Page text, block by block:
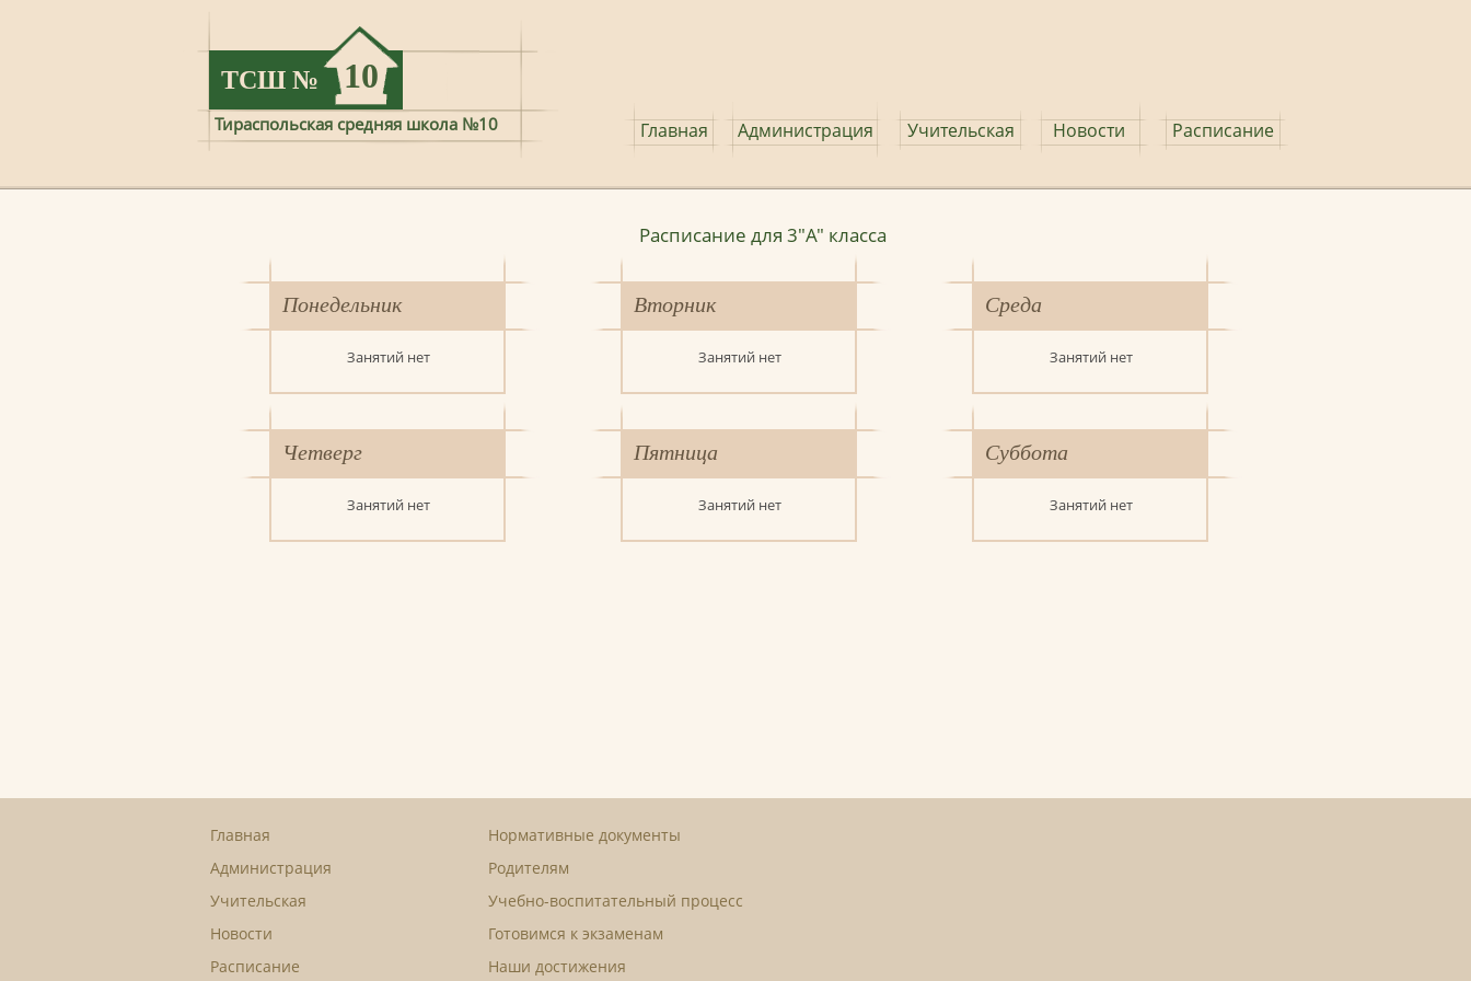
ТСШ № 10
Тираспольская средняя школа №10 Главная Администрация Учительская Новости Расписание
Расписание для 3"A" класса
Понедельник
Занятий нет
Вторник
Занятий нет
Среда
Занятий нет
Четверг
Занятий нет
Пятница
Занятий нет
Суббота
Занятий нет
Главная
Администрация
Учительская
Новости
Расписание
Нормативные документы
Родителям
Учебно-воспитательный процесс
Готовимся к экзаменам
Наши достижения